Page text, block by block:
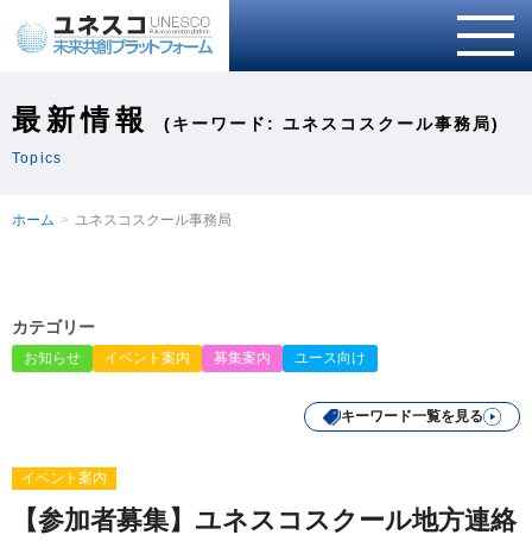
最新情報 (キーワード: ユネスコスクール事務局)
Topics
ホーム ユネスコスクール事務局
カテゴリー
お知らせ イベント案内 募集案内 ユース向け
キーワード一覧を見る
イベント案内
【参加者募集】ユネスコスクール地方連絡